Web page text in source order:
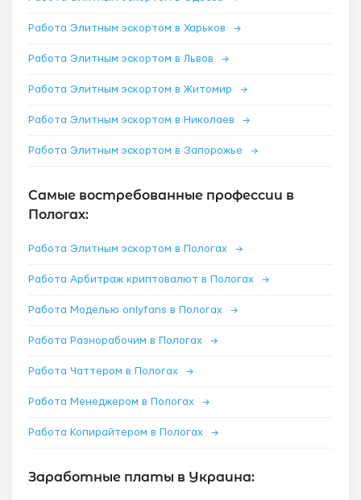
Работа Элитным эскортом в Харьков →
Работа Элитным эскортом в Львов →
Работа Элитным эскортом в Житомир →
Работа Элитным эскортом в Николаев →
Работа Элитным эскортом в Запорожье →
Самые востребованные профессии в
Пологах:
Работа Элитным эскортом в Пологах →
Работа Арбитраж криптовалют в Пологах →
Работа Моделью onlyfans в Пологах →
Работа Разнорабочим в Пологах →
Работа Чаттером в Пологах →
Работа Менеджером в Пологах →
Работа Копирайтером в Пологах →
Заработные платы в Украина: